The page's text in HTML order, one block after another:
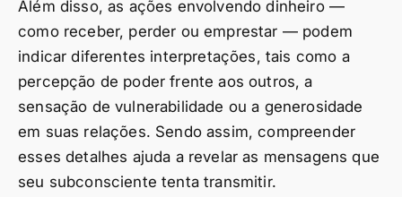
Além disso, as ações envolvendo dinheiro —
como receber, perder ou emprestar — podem
indicar diferentes interpretações, tais como a
percepção de poder frente aos outros, a
sensação de vulnerabilidade ou a generosidade
em suas relações. Sendo assim, compreender
esses detalhes ajuda a revelar as mensagens que
seu subconsciente tenta transmitir.